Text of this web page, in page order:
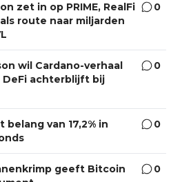
zet in op PRIME, RealFi
route naar miljarden
0
wil Cardano-verhaal
achterblijft bij
0
belang van 17,2% in
0
geeft Bitcoin
0